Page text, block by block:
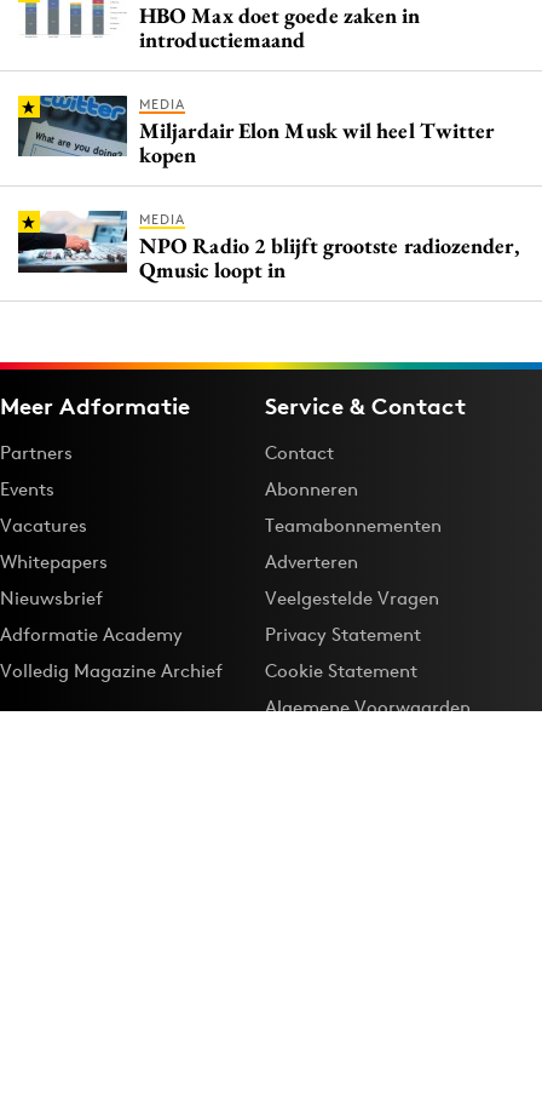
HBO Max doet goede zaken in
introductiemaand
MEDIA
Miljardair Elon Musk wil heel Twitter
kopen
MEDIA
NPO Radio 2 blijft grootste radiozender,
Qmusic loopt in
Meer Adformatie
Partners
Events
Vacatures
Whitepapers
Nieuwsbrief
Adformatie Academy
Volledig Magazine Archief
Service & Contact
Contact
Abonneren
Teamabonnementen
Adverteren
Veelgestelde Vragen
Privacy Statement
Cookie Statement
Algemene Voorwaarden